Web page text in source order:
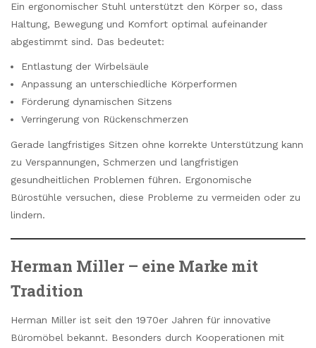
Ein ergonomischer Stuhl unterstützt den Körper so, dass
Haltung, Bewegung und Komfort optimal aufeinander
abgestimmt sind. Das bedeutet:
Entlastung der Wirbelsäule
Anpassung an unterschiedliche Körperformen
Förderung dynamischen Sitzens
Verringerung von Rückenschmerzen
Gerade langfristiges Sitzen ohne korrekte Unterstützung kann
zu Verspannungen, Schmerzen und langfristigen
gesundheitlichen Problemen führen. Ergonomische
Bürostühle versuchen, diese Probleme zu vermeiden oder zu
lindern.
Herman Miller – eine Marke mit
Tradition
Herman Miller ist seit den 1970er Jahren für innovative
Büromöbel bekannt. Besonders durch Kooperationen mit